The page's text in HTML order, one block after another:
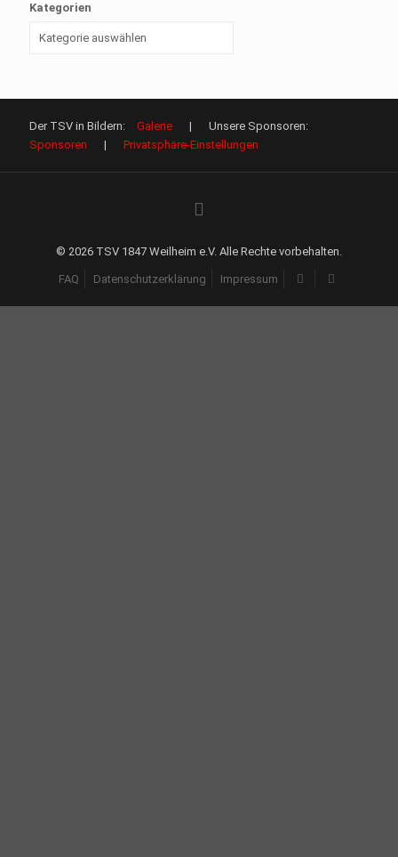
Kategorien
Der TSV in Bildern: Galerie | Unsere Sponsoren:
Sponsoren | Privatsphäre-Einstellungen
© 2026 TSV 1847 Weilheim e.V. Alle Rechte vorbehalten.
FAQ Datenschutzerklärung Impressum